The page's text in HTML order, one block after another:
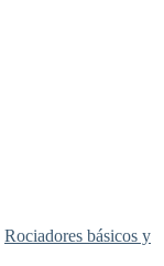
Rociadores básicos y